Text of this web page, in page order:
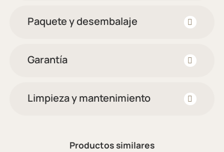
Paquete y desembalaje
Garantía
Limpieza y mantenimiento
Productos similares